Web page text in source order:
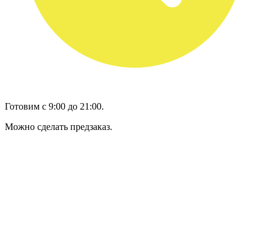
Готовим с 9:00 до 21:00.
Можно сделать предзаказ.